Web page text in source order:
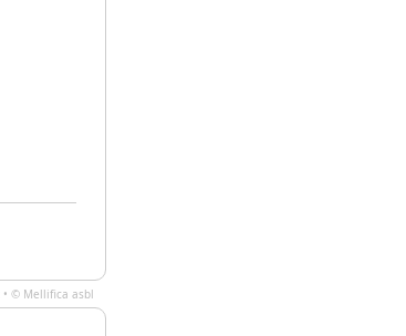
• © Mellifica asbl